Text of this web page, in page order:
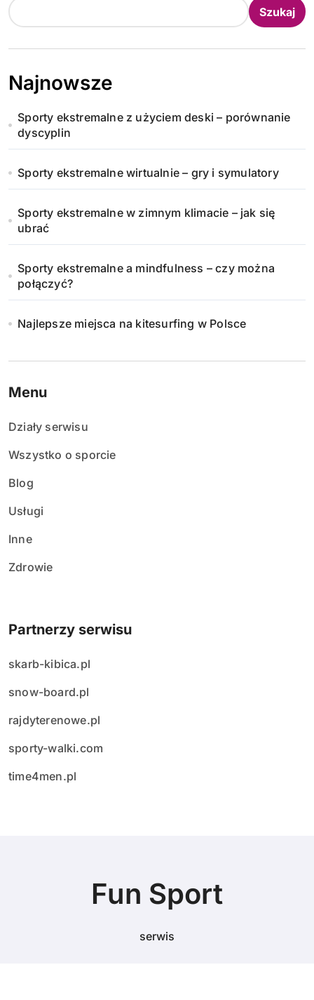
Szukaj
Najnowsze
Sporty ekstremalne z użyciem deski – porównanie
dyscyplin
Sporty ekstremalne wirtualnie – gry i symulatory
Sporty ekstremalne w zimnym klimacie – jak się
ubrać
Sporty ekstremalne a mindfulness – czy można
połączyć?
Najlepsze miejsca na kitesurfing w Polsce
Menu
Działy serwisu
Wszystko o sporcie
Blog
Usługi
Inne
Zdrowie
Partnerzy serwisu
skarb-kibica.pl
snow-board.pl
rajdyterenowe.pl
sporty-walki.com
time4men.pl
Fun Sport
serwis